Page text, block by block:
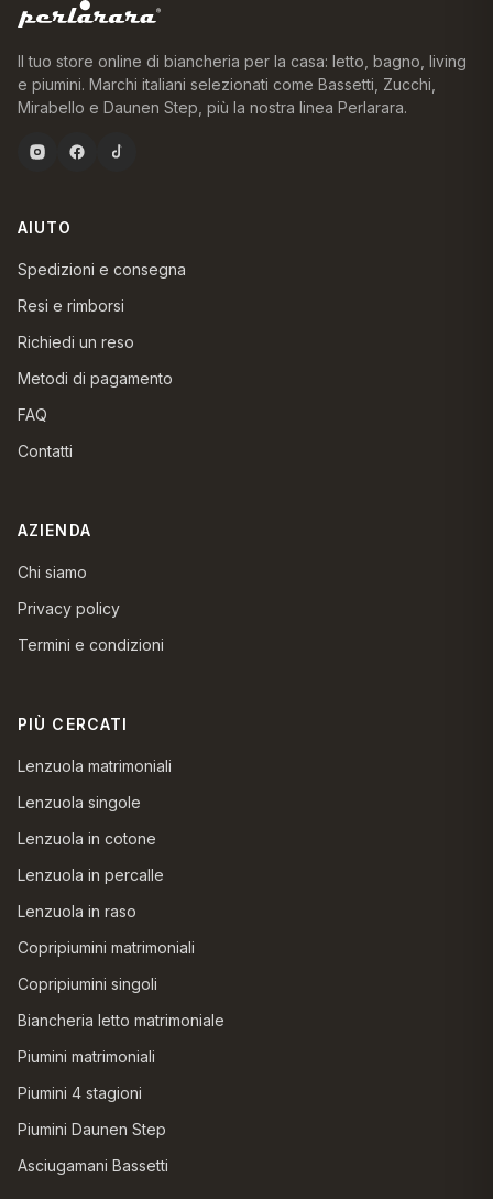
Il tuo store online di biancheria per la casa: letto, bagno, living
e piumini. Marchi italiani selezionati come Bassetti, Zucchi,
Mirabello e Daunen Step, più la nostra linea Perlarara.
AIUTO
Spedizioni e consegna
Resi e rimborsi
Richiedi un reso
Metodi di pagamento
FAQ
Contatti
AZIENDA
Chi siamo
Privacy policy
Termini e condizioni
PIÙ CERCATI
Lenzuola matrimoniali
Lenzuola singole
Lenzuola in cotone
Lenzuola in percalle
Lenzuola in raso
Copripiumini matrimoniali
Copripiumini singoli
Biancheria letto matrimoniale
Piumini matrimoniali
Piumini 4 stagioni
Piumini Daunen Step
Asciugamani Bassetti